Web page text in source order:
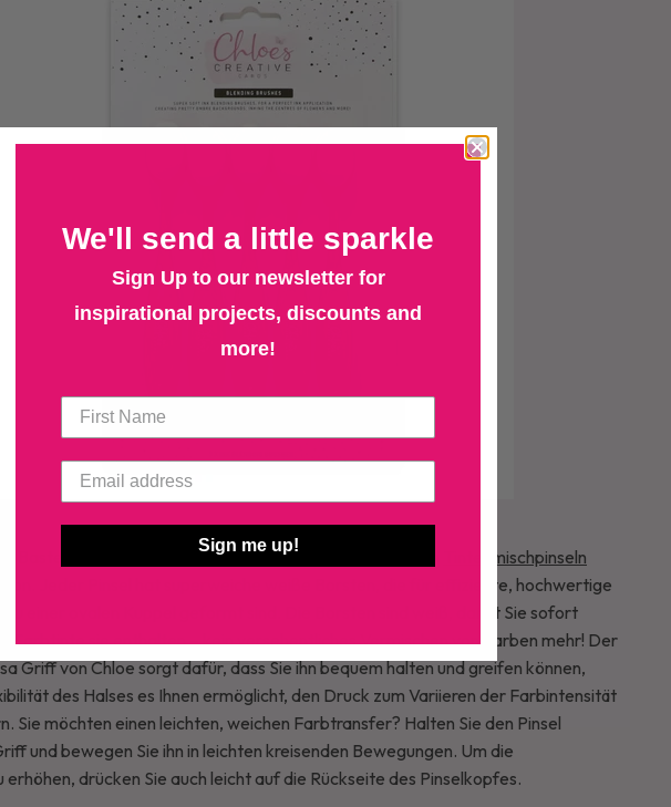
Bastelprojekten mit diesemSet aus fünf
Tintenmischpinseln
Jeder Pinsel hat superweiche weiße Borsten, die für effiziente, hochwertige
zu einer ovalen Kuppel geformt sind. Die Borsten sind weiß, damit Sie sofort
Farbtinte sie enthalten – kein versehentliches Vermischen von Farben mehr! Der
Griff von Chloe sorgt dafür, dass Sie ihn bequem halten und greifen können,
des Halses es Ihnen ermöglicht, den Druck zum Variieren der Farbintensität
Sie möchten einen leichten, weichen Farbtransfer? Halten Sie den Pinsel
und bewegen Sie ihn in leichten kreisenden Bewegungen. Um die
drücken Sie auch leicht auf die Rückseite des Pinselkopfes.
We'll send a little sparkle
Sign Up to our newsletter for
inspirational projects, discounts and
more!
Sign me up!